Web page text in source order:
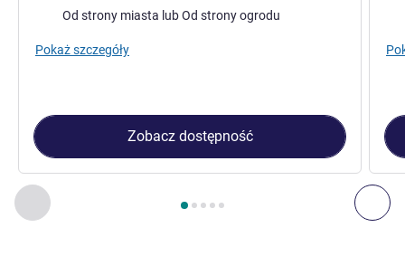
Poprzedni - Pokój
Strona , Pokój 1 : Pokój klasyczny Plus z łóżkiem typu
Widoki:
Od strony miasta lub Od strony ogrodu
Pokaż szczegóły
Zobacz dostępność